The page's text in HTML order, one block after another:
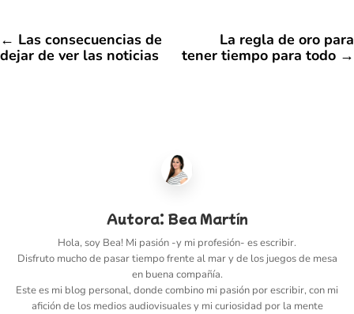
← Las consecuencias de
dejar de ver las noticias
La regla de oro para
tener tiempo para todo →
Autora: Bea Martín
Hola, soy Bea! Mi pasión -y mi profesión- es escribir.
Disfruto mucho de pasar tiempo frente al mar y de los juegos de mesa
en buena compañía.
Este es mi blog personal, donde combino mi pasión por escribir, con mi
afición de los medios audiovisuales y mi curiosidad por la mente